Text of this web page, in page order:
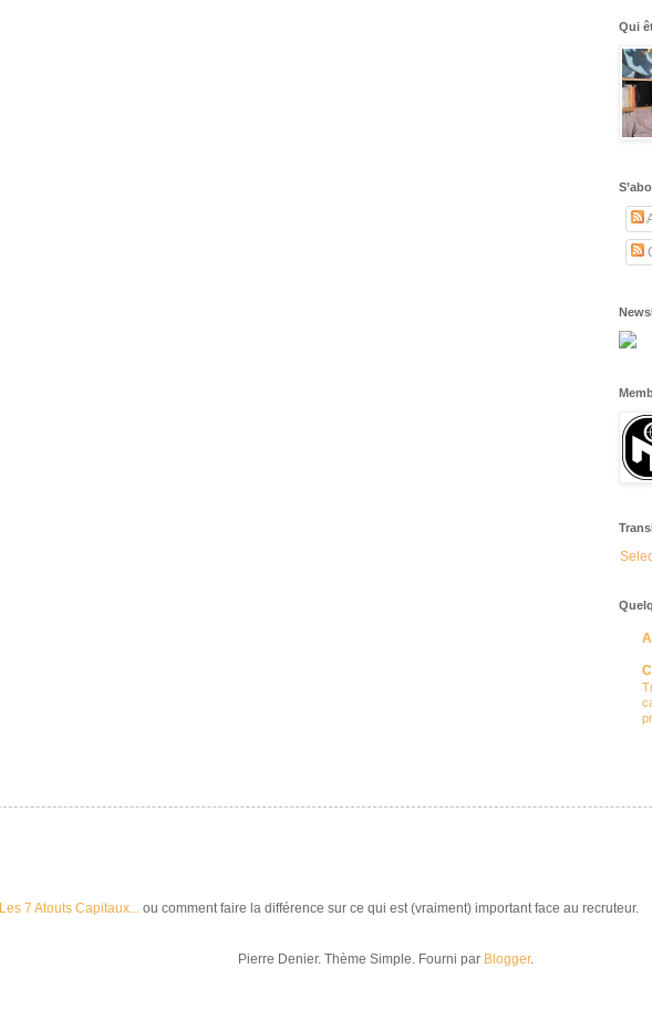
Qui
Les 7 Atouts Capitaux...ou comment faire la différence sur ce qui est (vraiment) important face au recruteur.
Pierre Denier. Thème Simple. Fourni par Blogger.